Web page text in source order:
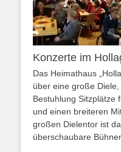
Konzerte im
Das Heimathaus
über eine große
Bestuhlung Sitzplätze
und einen breiteren
großen Dielentor ist
überschaubare